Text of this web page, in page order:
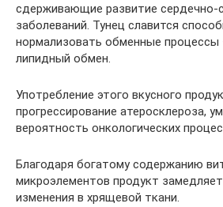
сдерживающие развитие сердечно-
заболеваний. Тунец славится
нормализовать обменные процессы
липидный обмен.
Употребление этого вкусного
прогрессирование атеросклероза,
вероятность онкологических
Благодаря богатому содержанию
микроэлементов продукт
изменения в хрящевой ткани.